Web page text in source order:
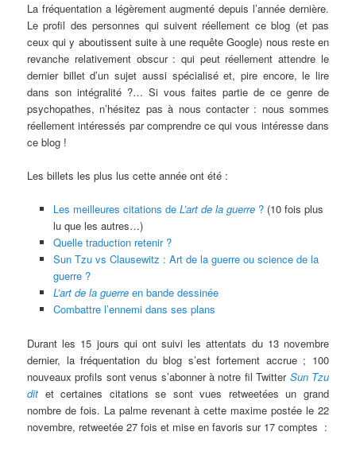
La fréquentation a légèrement augmenté depuis l’année dernière.
Le profil des personnes qui suivent réellement ce blog (et pas
ceux qui y aboutissent suite à une requête Google) nous reste en
revanche relativement obscur : qui peut réellement attendre le
dernier billet d’un sujet aussi spécialisé et, pire encore, le lire
dans son intégralité ?… Si vous faites partie de ce genre de
psychopathes, n’hésitez pas à nous contacter : nous sommes
réellement intéressés par comprendre ce qui vous intéresse dans
ce blog !
Les billets les plus lus cette année ont été :
Les meilleures citations de L’art de la guerre?(10 fois plus
lu que les autres…)
Quelle traduction retenir ?
Sun Tzu vs Clausewitz : Art de la guerre ou science de la
guerre ?
L’art de la guerreen bande dessinée
Combattre l’ennemi dans ses plans
Durant les 15 jours qui ont suivi les attentats du 13 novembre
dernier, la fréquentation du blog s’est fortement accrue ; 100
nouveaux profils sont venus s’abonner à notre fil Twitter Sun Tzu
dit et certaines citations se sont vues retweetées un grand
nombre de fois. La palme revenant à cette maxime postée le 22
novembre, retweetée 27 fois et mise en favoris sur 17 comptes :